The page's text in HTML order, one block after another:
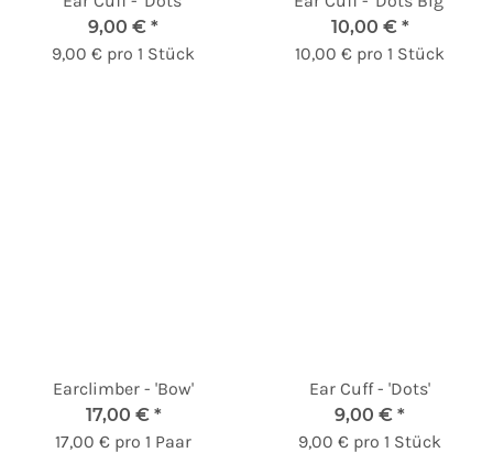
9,00 € *
9,00 € pro 1 Stück
10,00 € *
10,00 € pro 1 Stück
Earclimber - 'Bow'
17,00 € *
17,00 € pro 1 Paar
Ear Cuff - 'Dots'
9,00 € *
9,00 € pro 1 Stück